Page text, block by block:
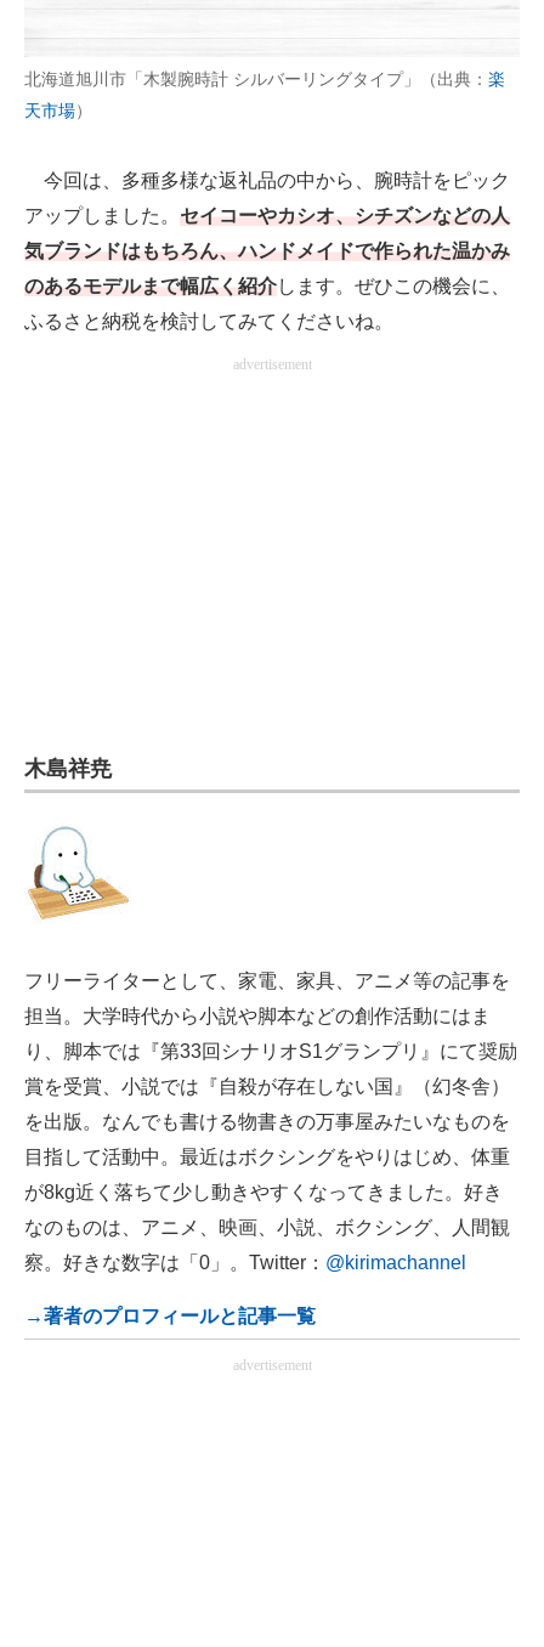
企業向けIT製品の総合サイト
製造業のIT導入・活用を支援
モノづくり技術者専門サイト
エレクトロニクス専門サイト
北海道旭川市「木製腕時計 シルバーリングタイプ」（出典： 楽
天市場）
今回は、多種多様な返礼品の中から、腕時計をピック
アップしました。 セイコーやカシオ、シチズンなどの人
気ブランドはもちろん、ハンドメイドで作られた温かみ
のあるモデルまで幅広く紹介します。ぜひこの機会に、
ふるさと納税を検討してみてくださいね。
advertisement
木島祥尭
フリーライターとして、家電、家具、アニメ等の記事を
担当。大学時代から小説や脚本などの創作活動にはま
り、脚本では『第33回シナリオS1グランプリ』にて奨励
賞を受賞、小説では『自殺が存在しない国』（幻冬舎）
を出版。なんでも書ける物書きの万事屋みたいなものを
目指して活動中。最近はボクシングをやりはじめ、体重
が8kg近く落ちて少し動きやすくなってきました。好き
なのものは、アニメ、映画、小説、ボクシング、人間観
察。好きな数字は「0」。Twitter： @kirimachannel
→著者のプロフィールと記事一覧
advertisement